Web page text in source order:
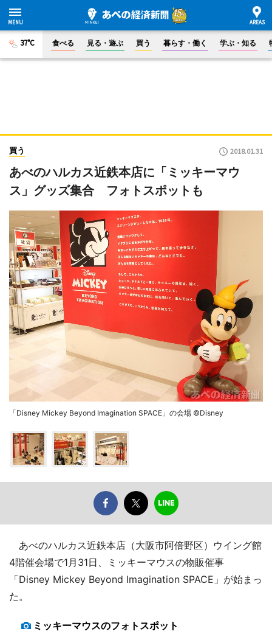
37°C 食べる 見る・遊ぶ 買う 暮らす・働く 学ぶ・知る
買う 2018.01.31
あべのハルカス近鉄本店に「ミッキーマウ
ス」グッズ集合 フォトスポットも
「Disney Mickey Beyond Imagination SPACE」の会場 ©Disney
あべのハルカス近鉄本店（大阪市阿倍野区）ウイング館
4階催会場で1月31日、ミッキーマウスの物販催事
「Disney Mickey Beyond Imagination SPACE」が始まっ
た。
ミッキーマウスのフォトスポット